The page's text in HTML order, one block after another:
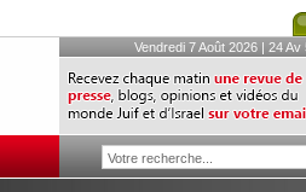
Vendredi 7 Août 2026 | 24 Av